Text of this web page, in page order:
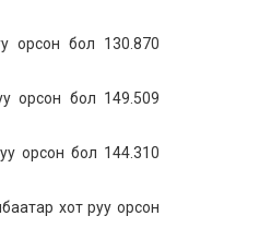
орсон бол 130.870
орсон бол 149.509
орсон бол 144.310
хот руу орсон